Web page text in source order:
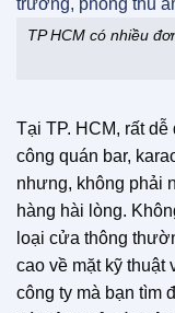
TP HCM có nhiều
Tại TP. HCM, rất
công quán bar,
nhưng, không phải
hàng hài lòng.
loại cửa thông
cao về mặt kỹ thuật
công ty mà bạn tìm